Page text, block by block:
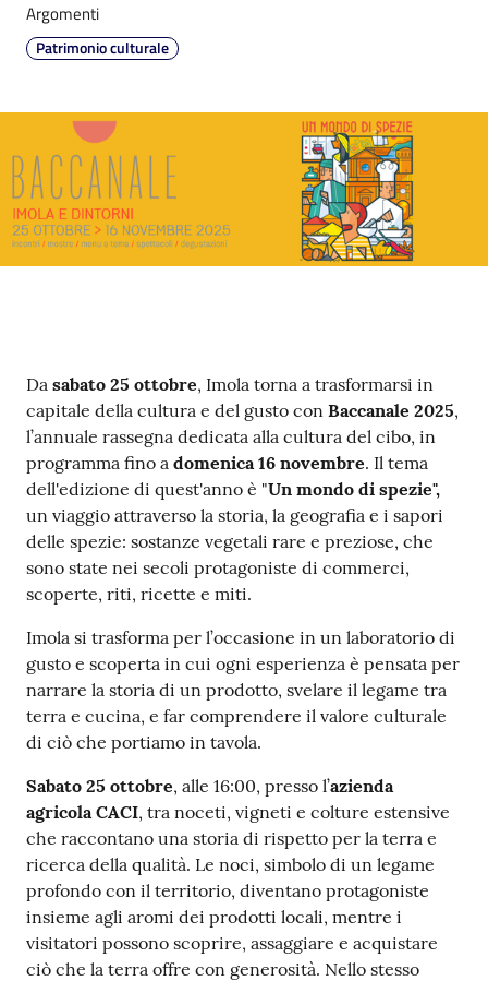
PNRR
on-
Seguici
su
Argomenti
Patrimonio culturale
Contenuto
Da sabato 25 ottobre, Imola torna a trasformarsi in
capitale della cultura e del gusto con Baccanale 2025,
l’annuale rassegna dedicata alla cultura del cibo, in
programma fino a domenica 16 novembre. Il tema
dell'edizione di quest'anno è "Un mondo di spezie",
un viaggio attraverso la storia, la geografia e i sapori
delle spezie: sostanze vegetali rare e preziose, che
sono state nei secoli protagoniste di commerci,
scoperte, riti, ricette e miti.
Imola si trasforma per l’occasione in un laboratorio di
gusto e scoperta in cui ogni esperienza è pensata per
narrare la storia di un prodotto, svelare il legame tra
terra e cucina, e far comprendere il valore culturale
di ciò che portiamo in tavola.
Sabato 25 ottobre, alle 16:00, presso l’azienda
agricola CACI, tra noceti, vigneti e colture estensive
che raccontano una storia di rispetto per la terra e
ricerca della qualità. Le noci, simbolo di un legame
profondo con il territorio, diventano protagoniste
insieme agli aromi dei prodotti locali, mentre i
visitatori possono scoprire, assaggiare e acquistare
ciò che la terra offre con generosità. Nello stesso